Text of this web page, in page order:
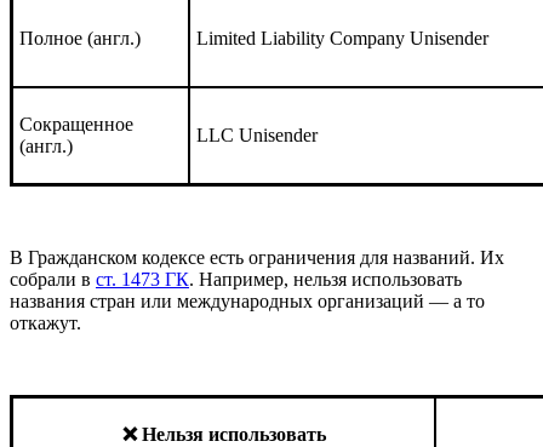
Полное (англ.) Limited Liability Company Unisender
Сокращенное
(англ.)
LLC Unisender
В Гражданском кодексе есть ограничения для названий. Их
собрали в ст. 1473 ГК. Например, нельзя использовать
названия стран или международных организаций — а то
откажут.
❌ Нельзя использовать